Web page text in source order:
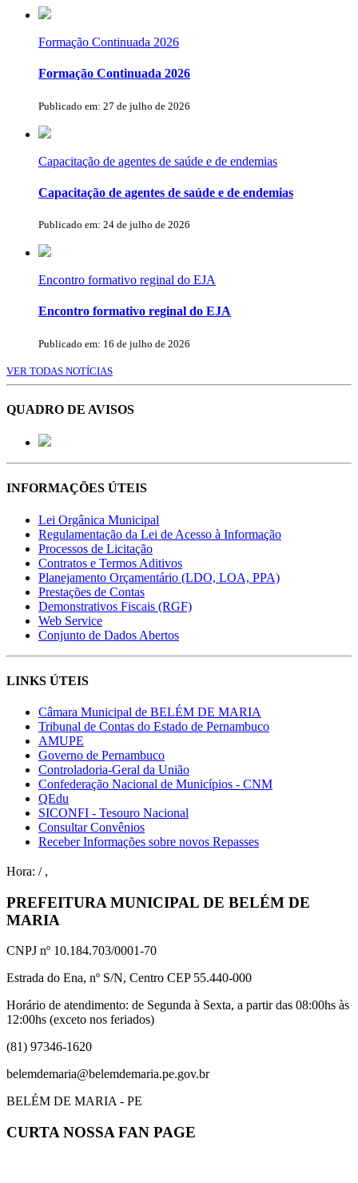
Formação Continuada 2026
Formação Continuada 2026
Publicado em: 27 de julho de 2026
Capacitação de agentes de saúde e de endemias
Capacitação de agentes de saúde e de endemias
Publicado em: 24 de julho de 2026
Encontro formativo reginal do EJA
Encontro formativo reginal do EJA
Publicado em: 16 de julho de 2026
VER TODAS NOTÍCIAS
QUADRO DE AVISOS
INFORMAÇÕES ÚTEIS
Lei Orgânica Municipal
Regulamentação da Lei de Acesso à Informação
Processos de Licitação
Contratos e Termos Aditivos
Planejamento Orçamentário (LDO, LOA, PPA)
Prestações de Contas
Demonstrativos Fiscais (RGF)
Web Service
Conjunto de Dados Abertos
LINKS ÚTEIS
Câmara Municipal de BELÉM DE MARIA
Tribunal de Contas do Estado de Pernambuco
AMUPE
Governo de Pernambuco
Controladoria-Geral da União
Confederação Nacional de Municípios - CNM
QEdu
SICONFI - Tesouro Nacional
Consultar Convênios
Receber Informações sobre novos Repasses
Hora: / ,
PREFEITURA MUNICIPAL DE BELÉM DE
MARIA
CNPJ nº 10.184.703/0001-70
Estrada do Ena, nº S/N, Centro CEP 55.440-000
Horário de atendimento: de Segunda à Sexta, a partir das 08:00hs às
12:00hs (exceto nos feriados)
(81) 97346-1620
belemdemaria@belemdemaria.pe.gov.br
BELÉM DE MARIA - PE
CURTA NOSSA FAN PAGE